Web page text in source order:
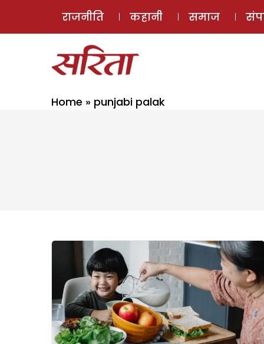
राजनीति कहानी समाज
Home » punjabi palak